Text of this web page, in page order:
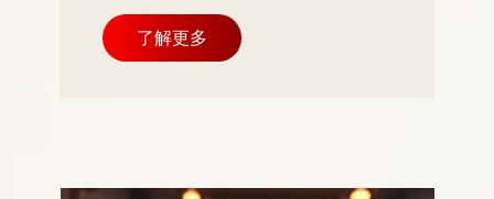
了解更多